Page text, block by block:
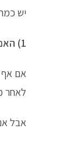
יש
1) האם מכירים את העסק שלכם ויש עליו חיפושים?
אם אף
לאחר
אבל